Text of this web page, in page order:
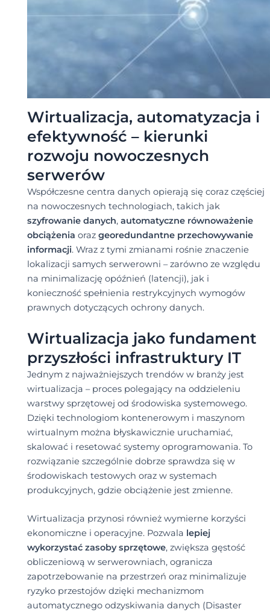
Wirtualizacja, automatyzacja i
efektywność – kierunki
rozwoju nowoczesnych
serwerów
Współczesne centra danych opierają się coraz częściej
na nowoczesnych technologiach, takich jak
szyfrowanie danych, automatyczne równoważenie
obciążenia oraz georedundantne przechowywanie
informacji. Wraz z tymi zmianami rośnie znaczenie
lokalizacji samych serwerowni – zarówno ze względu
na minimalizację opóźnień (latencji), jak i
konieczność spełnienia restrykcyjnych wymogów
prawnych dotyczących ochrony danych.
Wirtualizacja jako fundament
przyszłości infrastruktury IT
Jednym z najważniejszych trendów w branży jest
wirtualizacja – proces polegający na oddzieleniu
warstwy sprzętowej od środowiska systemowego.
Dzięki technologiom kontenerowym i maszynom
wirtualnym można błyskawicznie uruchamiać,
skalować i resetować systemy oprogramowania. To
rozwiązanie szczególnie dobrze sprawdza się w
środowiskach testowych oraz w systemach
produkcyjnych, gdzie obciążenie jest zmienne.
Wirtualizacja przynosi również wymierne korzyści
ekonomiczne i operacyjne. Pozwala lepiej
wykorzystać zasoby sprzętowe, zwiększa gęstość
obliczeniową w serwerowniach, ogranicza
zapotrzebowanie na przestrzeń oraz minimalizuje
ryzyko przestojów dzięki mechanizmom
automatycznego odzyskiwania danych (Disaster